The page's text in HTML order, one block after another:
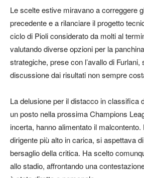
Le scelte estive miravano a correggere
precedente e a rilanciare il progetto
ciclo di Pioli considerato da molti al
valutando diverse opzioni per la
strategiche, prese con l’avallo di
discussione dai risultati non sempre
La delusione per il distacco in classifica
un posto nella prossima Champions
incerta, hanno alimentato il malcontento.
dirigente più alto in carica, si aspettava
bersaglio della critica. Ha scelto
allo stadio, affrontando una